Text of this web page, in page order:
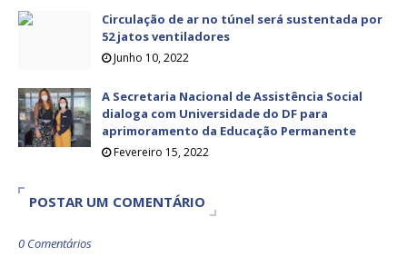
Circulação de ar no túnel será sustentada por
52 jatos ventiladores
Junho 10, 2022
A Secretaria Nacional de Assistência Social
dialoga com Universidade do DF para
aprimoramento da Educação Permanente
Fevereiro 15, 2022
POSTAR UM COMENTÁRIO
0 Comentários